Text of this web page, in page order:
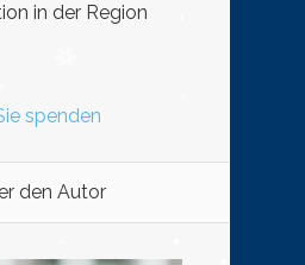
in der Region
spenden
den Autor